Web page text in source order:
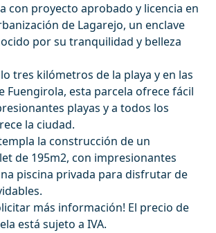
con proyecto aprobado y licencia en
de Lagarejo, un enclave
por su tranquilidad y belleza
tres kilómetros de la playa y en las
Fuengirola, esta parcela ofrece fácil
playas y a todos los
la ciudad.
la construcción de un
de 195m2, con impresionantes
piscina privada para disfrutar de
más información! El precio de
está sujeto a IVA.